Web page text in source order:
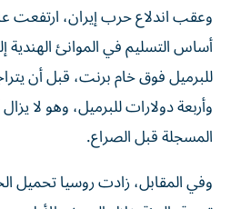
وعقب اندلاع حرب إيران، ارتفعت
‌أساس التسليم في الموانئ الهندية
للبرميل فوق خام برنت، قبل أن
وأربعة دولارات للبرميل، وهو لا
المسجلة قبل الصراع.
وفي المقابل، زادت روسيا ⁠تحميل